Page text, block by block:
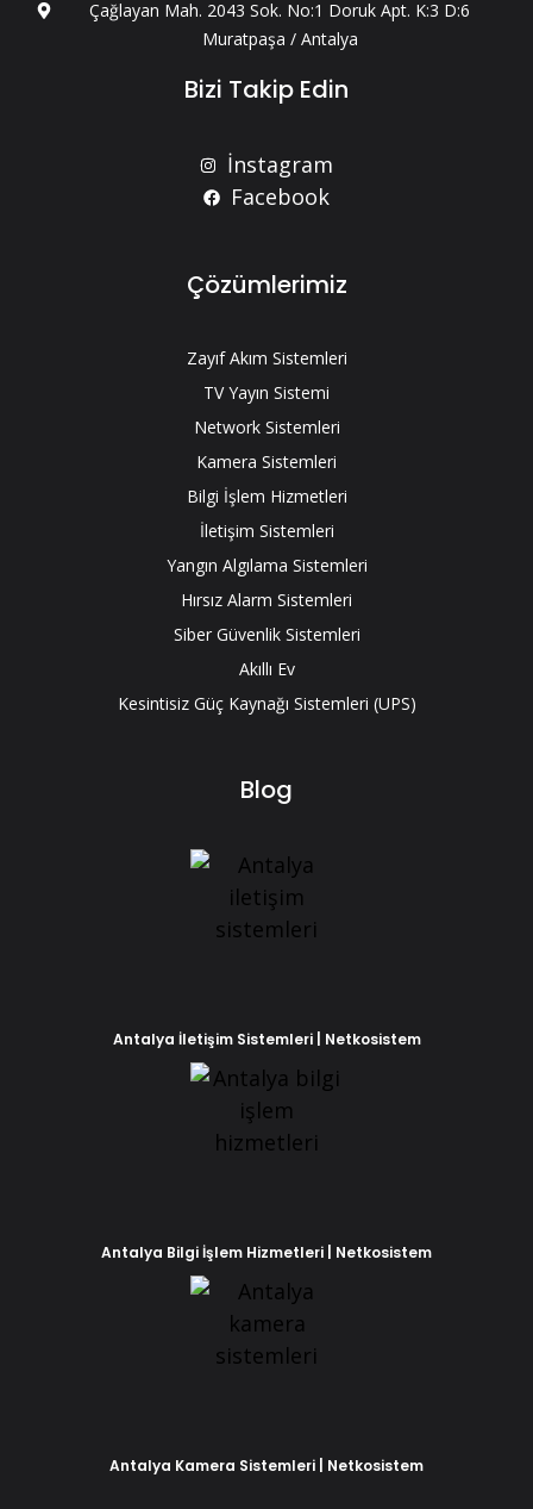
Çağlayan Mah. 2043 Sok. No:1 Doruk Apt. K:3 D:6
Muratpaşa / Antalya
Bizi Takip Edin
İnstagram
Facebook
Çözümlerimiz
Zayıf Akım Sistemleri
TV Yayın Sistemi
Network Sistemleri
Kamera Sistemleri
Bilgi İşlem Hizmetleri
İletişim Sistemleri
Yangın Algılama Sistemleri
Hırsız Alarm Sistemleri
Siber Güvenlik Sistemleri
Akıllı Ev
Kesintisiz Güç Kaynağı Sistemleri (UPS)
Blog
Antalya İletişim Sistemleri | Netkosistem
Antalya Bilgi İşlem Hizmetleri | Netkosistem
Antalya Kamera Sistemleri | Netkosistem
WhatsApp